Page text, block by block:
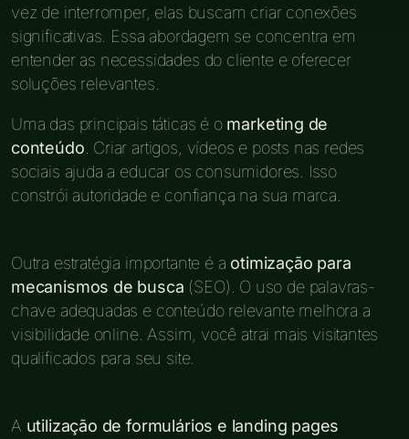
vez de interromper, elas buscam criar conexões
significativas. Essa abordagem se concentra em
entender as necessidades do cliente e oferecer
soluções relevantes.
Uma das principais táticas é o marketing de
conteúdo . Criar artigos, vídeos e posts nas redes
sociais ajuda a educar os consumidores. Isso
constrói autoridade e confiança na sua marca.
Outra estratégia importante é a otimização para
mecanismos de busca (SEO). O uso de palavras-
chave adequadas e conteúdo relevante melhora a
visibilidade online. Assim, você atrai mais visitantes
qualificados para seu site.
A utilização de formulários e landing pages